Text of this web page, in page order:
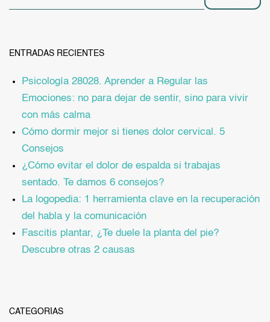
ENTRADAS RECIENTES
Psicología 28028. Aprender a Regular las
Emociones: no para dejar de sentir, sino para vivir
con más calma
Cómo dormir mejor si tienes dolor cervical. 5
Consejos
¿Cómo evitar el dolor de espalda si trabajas
sentado. Te damos 6 consejos?
La logopedia: 1 herramienta clave en la recuperación
del habla y la comunicación
Fascitis plantar, ¿Te duele la planta del pie?
Descubre otras 2 causas
CATEGORÍAS